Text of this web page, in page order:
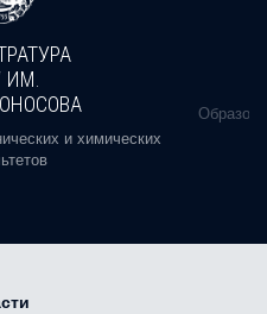
ИМ.
и химических